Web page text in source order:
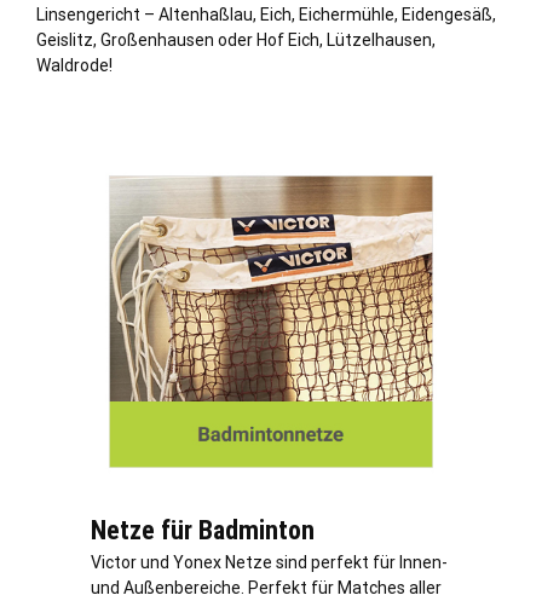
Linsengericht – Altenhaßlau, Eich, Eichermühle, Eidengesäß,
Geislitz, Großenhausen oder Hof Eich, Lützelhausen,
Waldrode!
Netze für Badminton
Victor und Yonex Netze sind perfekt für Innen-
und Außenbereiche. Perfekt für Matches aller